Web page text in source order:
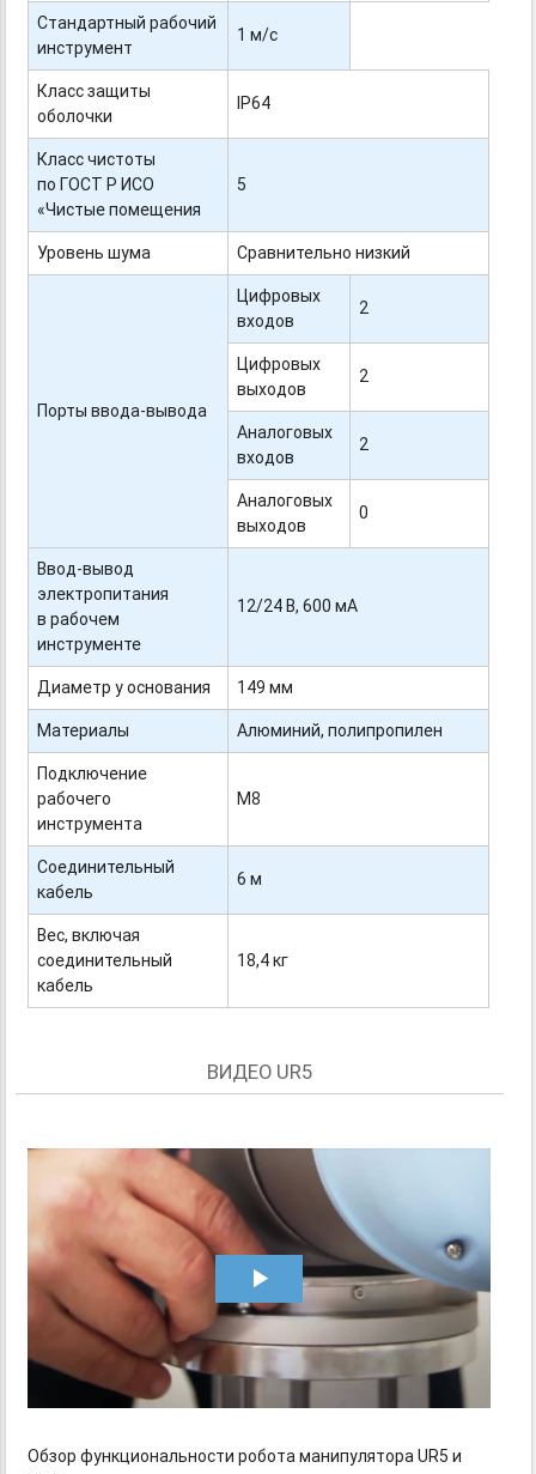
Стандартный рабочий
инструмент
1 м/с
Класс защиты
оболочки
IP64
Класс чистоты
по ГОСТ Р ИСО
«Чистые помещения
5
Уровень шума Сравнительно низкий
Порты ввода-вывода
Цифровых
входов
2
Цифровых
выходов
2
Аналоговых
входов
2
Аналоговых
выходов
0
Ввод-вывод
электропитания
в рабочем
инструменте
12/24 В, 600 мА
Диаметр у основания
149 мм
Материалы
Алюминий, полипропилен
Подключение
рабочего
инструмента
М8
Соединительный
кабель
6 м
Вес, включая
соединительный
кабель
18,4 кг
ВИДЕО UR5
Обзор функциональности робота манипулятора UR5 и